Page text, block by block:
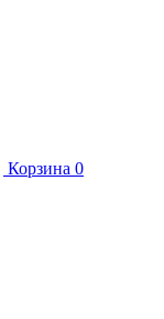
Корзина 0